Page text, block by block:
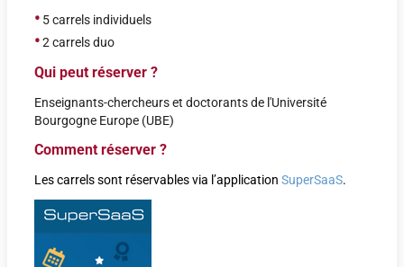
• 5 carrels individuels
•2 carrels duo
Qui peut réserver ?
Enseignants-chercheurs et doctorants de l'Université
Bourgogne Europe (UBE)
Comment réserver ?
Les carrels sont réservables via l’application SuperSaaS.